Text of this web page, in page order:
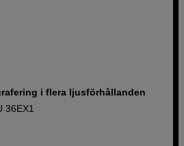
i flera ljusförhållanden
36EX1